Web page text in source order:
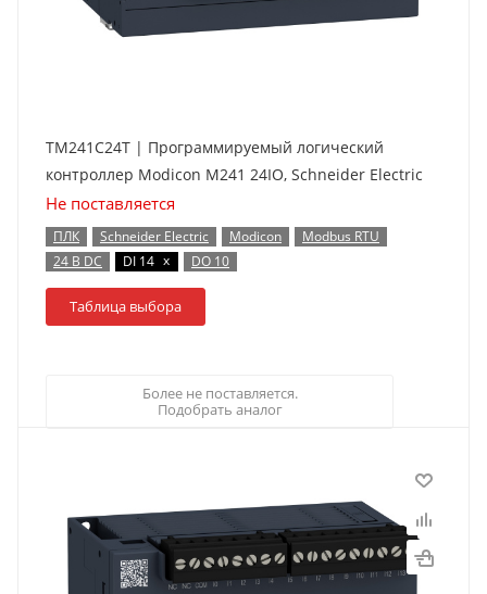
TM241C24T | Программируемый логический
контроллер Modicon M241 24IO, Schneider Electric
Не поставляется
ПЛК Schneider Electric Modicon
Modbus RTU
24 В DC
DI 14 x DO 10
Таблица выбора
Более не поставляется.
Подобрать аналог